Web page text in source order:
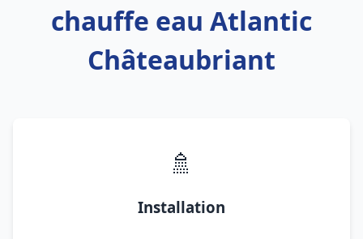
chauffe eau Atlantic
Châteaubriant
🚿
Installation